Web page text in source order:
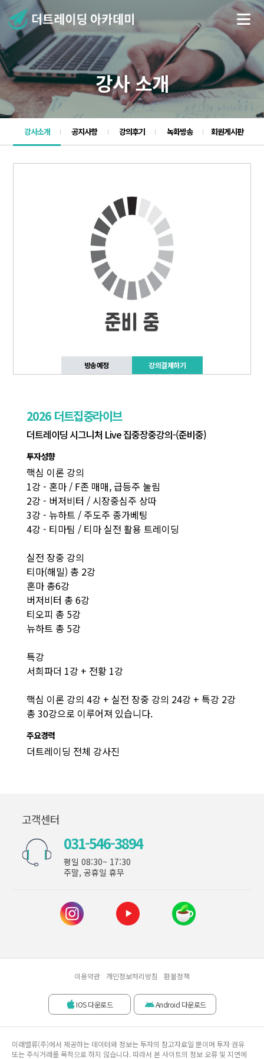
강사 소개
강사소개 공지사항 강의후기 녹화방송 회원게시판
방송예정 강의결제하기
2026 더트집중라이브
더트레이딩 시그니처 Live 집중장중강의-(준비중)
투자성향
핵심 이론 강의
1강 - 혼마 / F존 매매, 급등주 눌림
2강 - 버저비터 / 시장중심주 상따
3강 - 뉴하트 / 주도주 종가베팅
4강 - 티마팀 / 티마 실전 활용 트레이딩
실전 장중 강의
티마(해밀) 총 2강
혼마 총6강
버저비터 총 6강
티오피 총 5강
뉴하트 총 5강
특강
서희파더 1강 + 전황 1강
핵심 이론 강의 4강 + 실전 장중 강의 24강 + 특강 2강
총 30강으로 이루어져 있습니다.
주요경력
더트레이딩 전체 강사진
고객센터
031-546-3894
평일 08:30~ 17:30
주말, 공휴일 휴무
이용약관 개인정보처리방침 환불정책
IOS 다운로드 Android 다운로드
미래밸류(주)에서 제공하는 데이터와 정보는 투자의 참고자료일 뿐이며 투자 권유
또는 주식거래를 목적으로 하지 않습니다. 따라서 본 사이트의 정보 오류 및 지연에